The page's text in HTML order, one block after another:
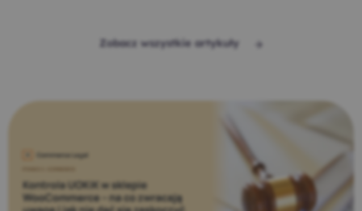
Zobacz wszystkie artykuły